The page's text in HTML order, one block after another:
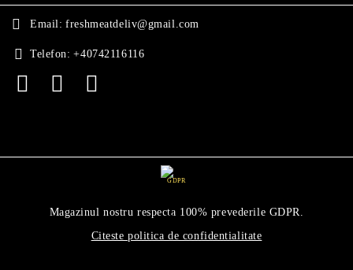
Email: freshmeatdeliv@gmail.com
Telefon: +40742116116
GDPR
Magazinul nostru respecta 100% prevederile GDPR.
Citeste politica de confidentialitate